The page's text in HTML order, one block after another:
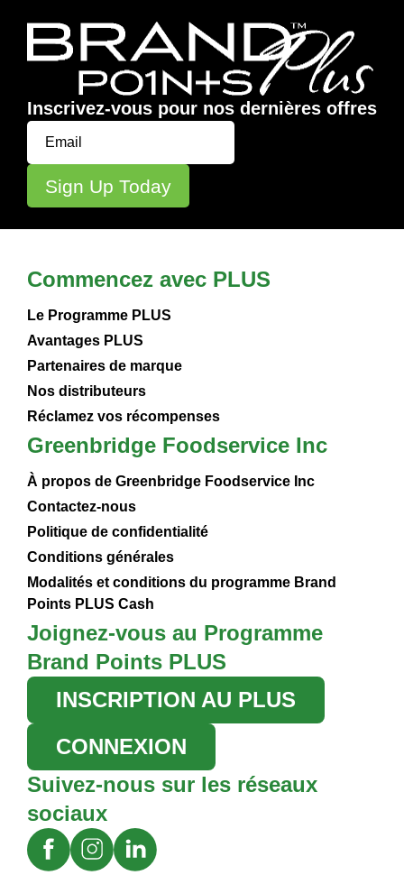
Inscrivez-vous pour nos dernières offres
Commencez avec PLUS
Le Programme PLUS
Avantages PLUS
Partenaires de marque
Nos distributeurs
Réclamez vos récompenses
Greenbridge Foodservice Inc
À propos de Greenbridge Foodservice Inc
Contactez-nous
Politique de confidentialité
Conditions générales
Modalités et conditions du programme Brand
Points PLUS Cash
Joignez-vous au Programme
Brand Points PLUS
INSCRIPTION AU PLUS
CONNEXION
Suivez-nous sur les réseaux
sociaux